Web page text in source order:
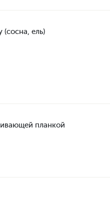
ель)
планкой